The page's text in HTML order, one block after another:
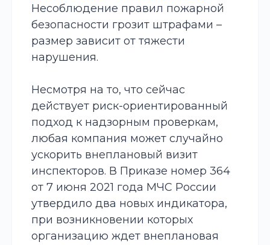
Несоблюдение правил пожарной
безопасности грозит штрафами –
размер зависит от тяжести
нарушения.
Несмотря на то, что сейчас
действует риск-ориентированный
подход к надзорным проверкам,
любая компания может случайно
ускорить внеплановый визит
инспекторов. В Приказе номер 364
от 7 июня 2021 года МЧС России
утвердило два новых индикатора,
при возникновении которых
организацию ждет внеплановая